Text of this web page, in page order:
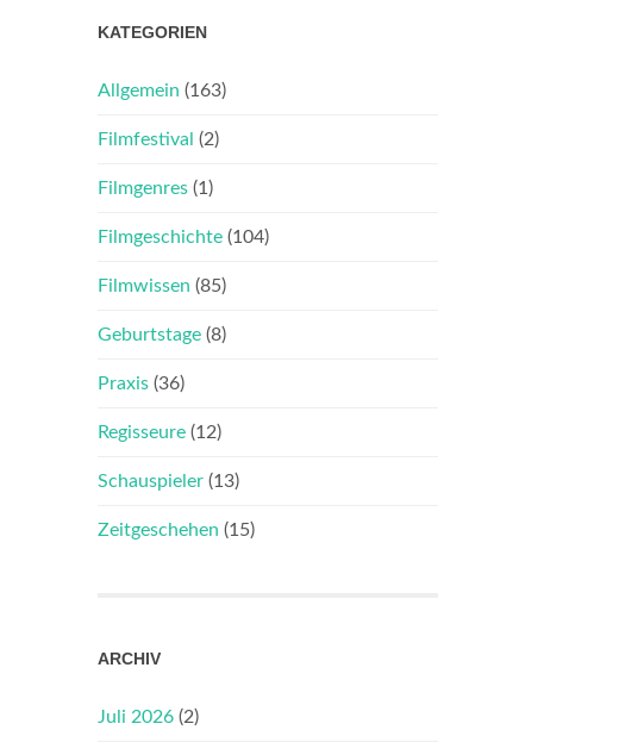
KATEGORIEN
Allgemein (163)
Filmfestival (2)
Filmgenres (1)
Filmgeschichte (104)
Filmwissen (85)
Geburtstage (8)
Praxis (36)
Regisseure (12)
Schauspieler (13)
Zeitgeschehen (15)
ARCHIV
Juli 2026 (2)